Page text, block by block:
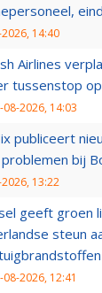
14:40
Airlines
tussenstop
08-2026, 14:03
publiceert
bij
13:22
geeft groen
steun
08-2026, 12:41